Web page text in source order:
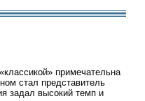
примечательна
стал представитель
задал высокий темп и